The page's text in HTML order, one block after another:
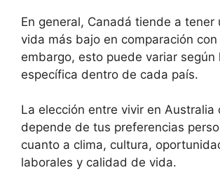
En general, Canadá tiende a tener
vida más bajo en comparación con
embargo, esto puede variar según
específica dentro de cada país.
La elección entre vivir en Australia
depende de tus preferencias
cuanto a clima, cultura,
laborales y calidad de vida.